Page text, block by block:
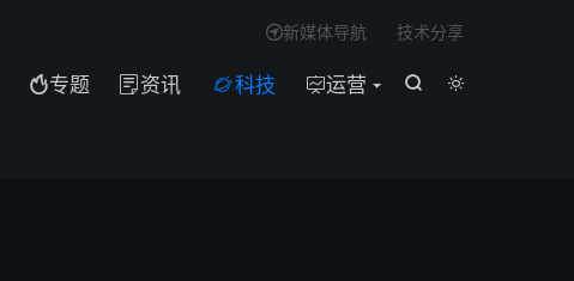


专题 资讯 科技 运营
新媒体导航 技术分享